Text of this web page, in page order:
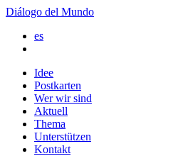
Diálogo del Mundo
es
Idee
Postkarten
Wer wir sind
Aktuell
Thema
Unterstützen
Kontakt